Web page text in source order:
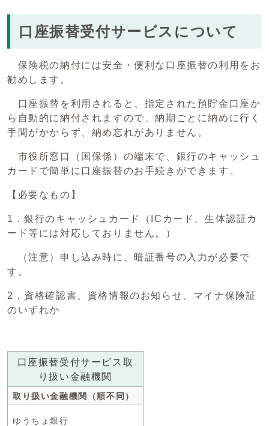
口座振替受付サービスについて
保険税の納付には安全・便利な口座振替の利用をお
勧めします。
口座振替を利用されると、指定された預貯金口座か
ら自動的に納付されますので、納期ごとに納めに行く
手間がかからず、納め忘れがありません。
市役所窓口（国保係）の端末で、銀行のキャッシュ
カードで簡単に口座振替のお手続きができます。
【必要なもの】
1．銀行のキャッシュカード（ICカード、生体認証カ
ード等には対応しておりません。）
（注意）申し込み時に、暗証番号の入力が必要で
す。
2．資格確認書、資格情報のお知らせ、マイナ保険証
のいずれか
口座振替受付サービス取
り扱い金融機関
取り扱い金融機関（順不同）
ゆうちょ銀行